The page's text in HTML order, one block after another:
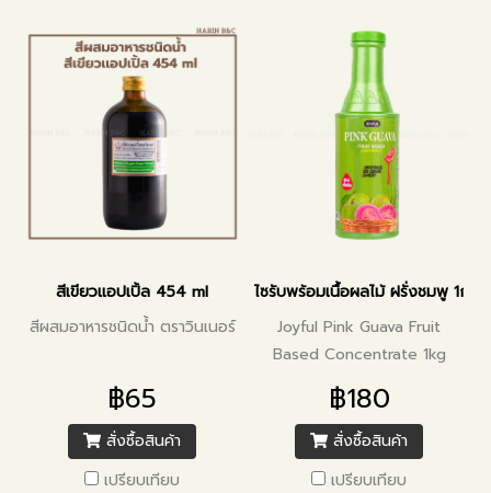
สีเขียวแอปเปิ้ล 454 ml
สีผสมอาหารชนิดน้ำ ตราวินเนอร์
฿65
สั่งซื้อสินค้า
เปรียบเทียบ
ไซรับพร้อมเนื้อผลไม้ ฝรั่งชมพู 1กก.
Joyful Pink Guava Fruit
Based Concentrate 1kg
฿180
สั่งซื้อสินค้า
เปรียบเทียบ